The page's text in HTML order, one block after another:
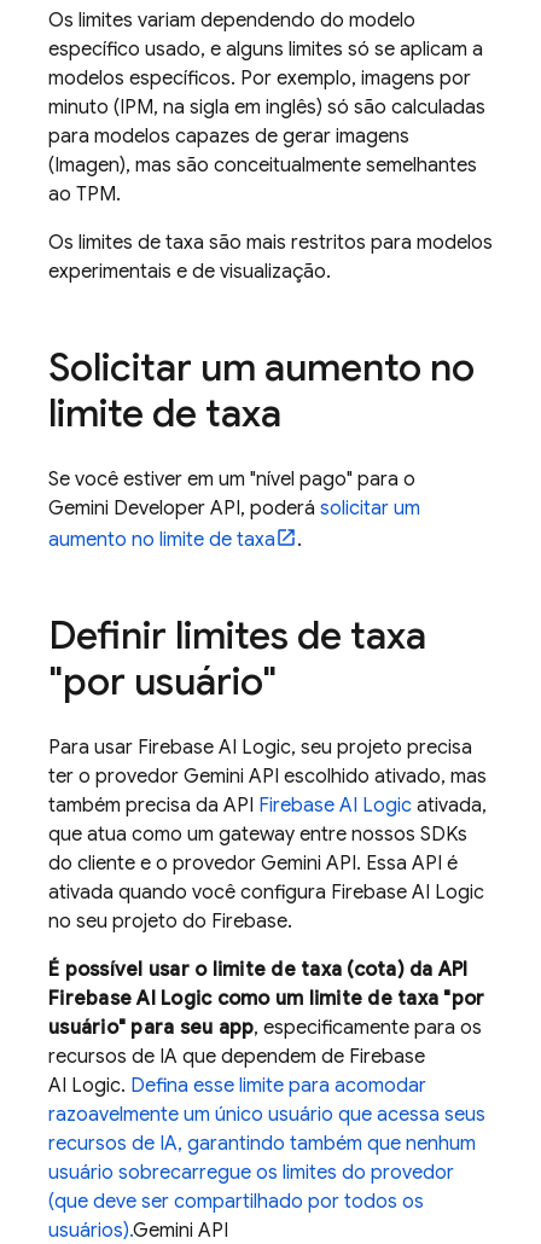
Os limites variam dependendo do modelo
específico usado, e alguns limites só se aplicam a
modelos específicos. Por exemplo, imagens por
minuto (IPM, na sigla em inglês) só são calculadas
para modelos capazes de gerar imagens
(Imagen), mas são conceitualmente semelhantes
ao TPM.
Os limites de taxa são mais restritos para modelos
experimentais e de visualização.
Solicitar um aumento no
limite de taxa
Se você estiver em um "nível pago" para o
Gemini Developer API, poderá solicitar um
aumento no limite de taxa
.
Definir limites de taxa
"por usuário"
Para usar Firebase AI Logic, seu projeto precisa
ter o provedor Gemini API escolhido ativado, mas
também precisa da API Firebase AI Logic ativada,
que atua como um gateway entre nossos SDKs
do cliente e o provedor Gemini API. Essa API é
ativada quando você configura Firebase AI Logic
no seu projeto do Firebase.
É possível usar o limite de taxa (cota) da API
Firebase AI Logiccomo um limite de taxa "por
usuário" para seu app, especificamente para os
recursos de IA que dependem de Firebase
AI Logic. Defina esse limite para acomodar
razoavelmente um único usuário que acessa seus
recursos de IA, garantindo também que nenhum
usuário sobrecarregue os limites do provedor
(que deve ser compartilhado por todos os
usuários).Gemini API